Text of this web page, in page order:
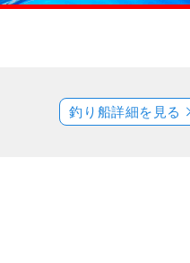
釣り船詳細を見る